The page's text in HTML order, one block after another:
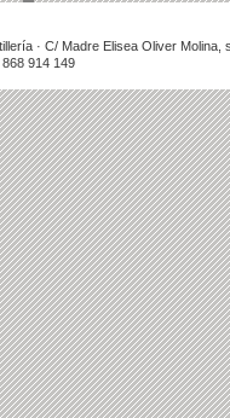
· C/ Madre Elisea Oliver
914 149